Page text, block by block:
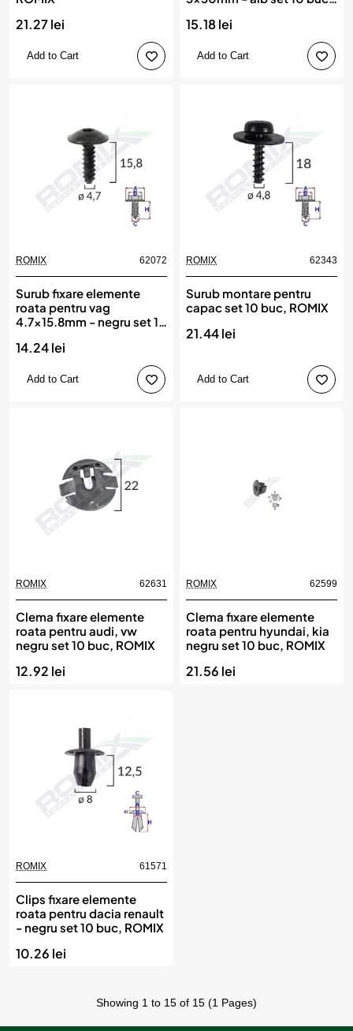
21.27 lei
Add to Cart
15.18 lei
Add to Cart
ROMIX 62072
Surub fixare elemente
roata pentru vag
4.7x15.8mm - negru set 10
14.24 lei
Add to Cart
ROMIX 62343
Surub montare pentru
capac set 10 buc, ROMIX
21.44 lei
Add to Cart
ROMIX 62631
Clema fixare elemente
roata pentru audi, vw
negru set 10 buc, ROMIX
12.92 lei
ROMIX 62599
Clema fixare elemente
roata pentru hyundai, kia
negru set 10 buc, ROMIX
21.56 lei
ROMIX 61571
Clips fixare elemente
roata pentru dacia renault
- negru set 10 buc, ROMIX
10.26 lei
Showing 1 to 15 of 15 (1 Pages)